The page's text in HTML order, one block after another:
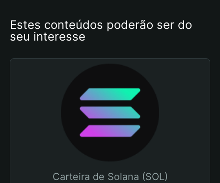
Estes conteúdos poderão ser do
seu interesse
Carteira de Solana (SOL)